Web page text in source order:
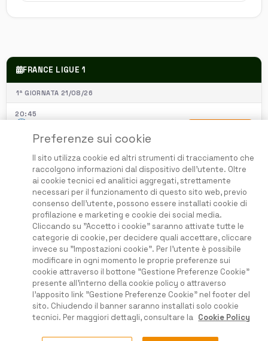
Preferenze sui cookie
Il sito utilizza cookie ed altri strumenti di tracciamento che
raccolgono informazioni dal dispositivo dell'utente. Oltre
ai cookie tecnici ed analitici aggregati, strettamente
necessari per il funzionamento di questo sito web, previo
consenso dell'utente, possono essere installati cookie di
profilazione e marketing e cookie dei social media.
Cliccando su "Accetto i cookie" saranno attivate tutte le
categorie di cookie, per decidere quali accettare, cliccare
invece su "Impostazioni cookie". Per l'utente è possibile
modificare in ogni momento le proprie preferenze sui
cookie attraverso il bottone "Gestione Preferenze Cookie"
presente all'interno della cookie policy o attraverso
l'apposito link "Gestione Preferenze Cookie" nel footer del
sito. Chiudendo il banner saranno installati solo cookie
tecnici. Per maggiori dettagli, consultare la Cookie Policy
FRANCE LIGUE 1
1ª GIORNATA 21/08/26
20:45
Strasbourg
Questo Sito non guadagna dalle perdite degli utenti
Home
Condizioni e Termini
Privacy e Cookies
Disclaimer
Prezzi e abbonamenti